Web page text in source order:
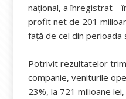
național, a înregistrat –
profit net de 201
față de cel din perioada
Potrivit rezultatelor
companie, veniturile
23%, la 721 milioane